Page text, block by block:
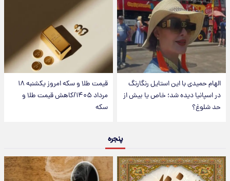
الهام حمیدی با این استایل رنگارنگ
در اسپانیا دیده شد؛ خاص یا بیش از
حد شلوغ؟
قیمت طلا و سکه امروز یکشنبه ۱۸
مرداد ۱۴۰۵/کاهش قیمت طلا و
سکه
پنجره